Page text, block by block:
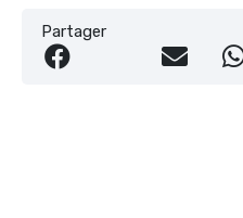
Partager